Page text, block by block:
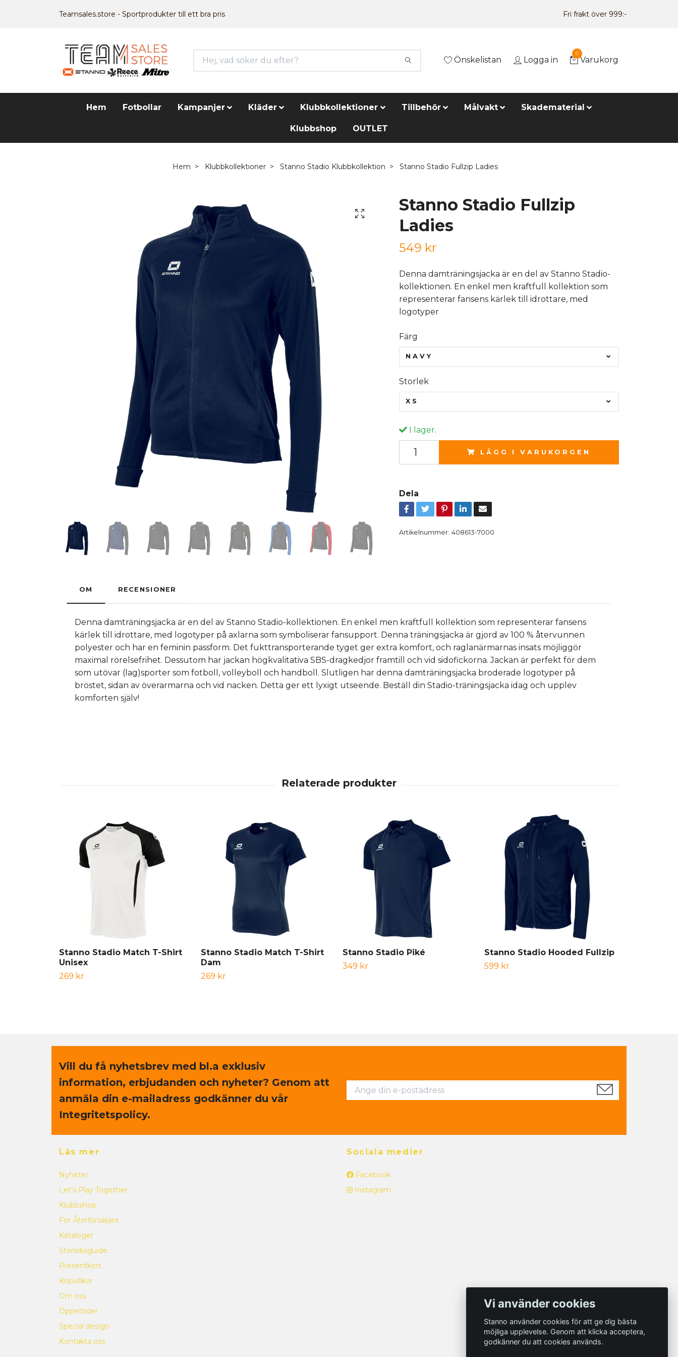
Teamsales.store - Sportprodukter till ett bra pris Fri frakt över 999:-
Önskelistan Logga in
0
Varukorg
Hem Fotbollar Kampanjer Kläder Klubbkollektioner Tillbehör Målvakt Skadematerial
Klubbshop OUTLET
Hem Klubbkollektioner Stanno Stadio Klubbkollektion Stanno Stadio Fullzip Ladies
Stanno Stadio Fullzip
Ladies
549 kr
Denna damträningsjacka är en del av Stanno Stadio-
kollektionen. En enkel men kraftfull kollektion som
representerar fansens kärlek till idrottare, med
logotyper
Färg
NAVY
Storlek
XS
I lager.
LÄGG I VARUKORGEN
Dela
Artikelnummer: 408613-7000
OM RECENSIONER
Denna damträningsjacka är en del av Stanno Stadio-kollektionen. En enkel men kraftfull kollektion som representerar fansens
kärlek till idrottare, med logotyper på axlarna som symboliserar fansupport. Denna träningsjacka är gjord av 100 % återvunnen
polyester och har en feminin passform. Det fukttransporterande tyget ger extra komfort, och raglanärmarnas insats möjliggör
maximal rörelsefrihet. Dessutom har jackan högkvalitativa SBS-dragkedjor framtill och vid sidofickorna. Jackan är perfekt för dem
som utövar (lag)sporter som fotboll, volleyboll och handboll. Slutligen har denna damträningsjacka broderade logotyper på
bröstet, sidan av överarmarna och vid nacken. Detta ger ett lyxigt utseende. Beställ din Stadio-träningsjacka idag och upplev
komforten själv!
Stanno Stadio Match T-Shirt
Unisex
269 kr
Stanno Stadio Match T-Shirt
Dam
269 kr
Stanno Stadio Piké
349 kr
Stanno Stadio Hooded Fullzip
599 kr
Vill du få nyhetsbrev med bl.a exklusiv
information, erbjudanden och nyheter? Genom att
anmäla din e-mailadress godkänner du vår
Integritetspolicy.
Läs mer
Nyheter
Let's Play Together
Klubbshop
För Återförsäljare
Kataloger
Storleksguide
Presentkort
Köpvillkor
Om oss
Öppettider
Special design
Kontakta oss
Sociala medier
Facebook
Instagram
Vi använder cookies
Stanno använder cookies för att ge dig bästa
möjliga upplevelse. Genom att klicka acceptera,
godkänner du att cookies används.